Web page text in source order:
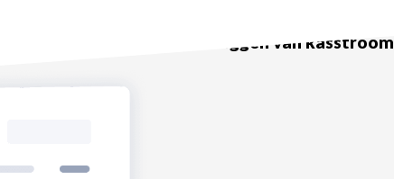
en voorkom het vastleggen van kasstroom